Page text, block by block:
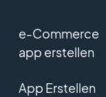
e-Commerce
app erstellen
App Erstellen